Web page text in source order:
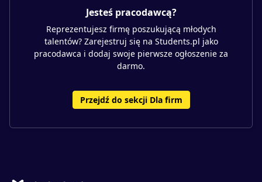
Jesteś pracodawcą?
Reprezentujesz firmę poszukującą młodych
talentów? Zarejestruj się na Students.pl jako
pracodawca i dodaj swoje pierwsze ogłoszenie za
darmo.
Przejdź do sekcji Dla firm